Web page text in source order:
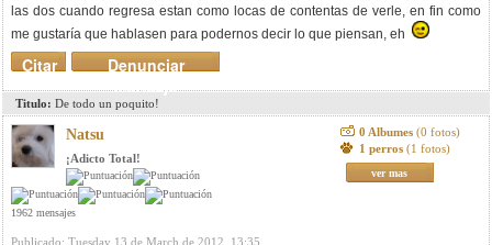
las dos cuando regresa estan como locas de contentas de verle, en fin como
me gustaría que hablasen para podernos decir lo que piensan, eh
Denunciar
mensaje
Citar
Titulo: De todo un poquito!
Natsu
¡Adicto Total!
1962 mensajes
0 Albumes (0 fotos)
1 perros (1 fotos)
ver mas
Publicado: Tuesday 13 de March de 2012, 13:35